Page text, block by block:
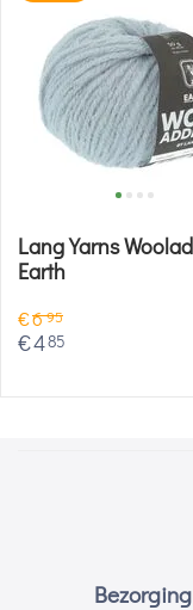
Lang Yarns
Earth
€695
€485